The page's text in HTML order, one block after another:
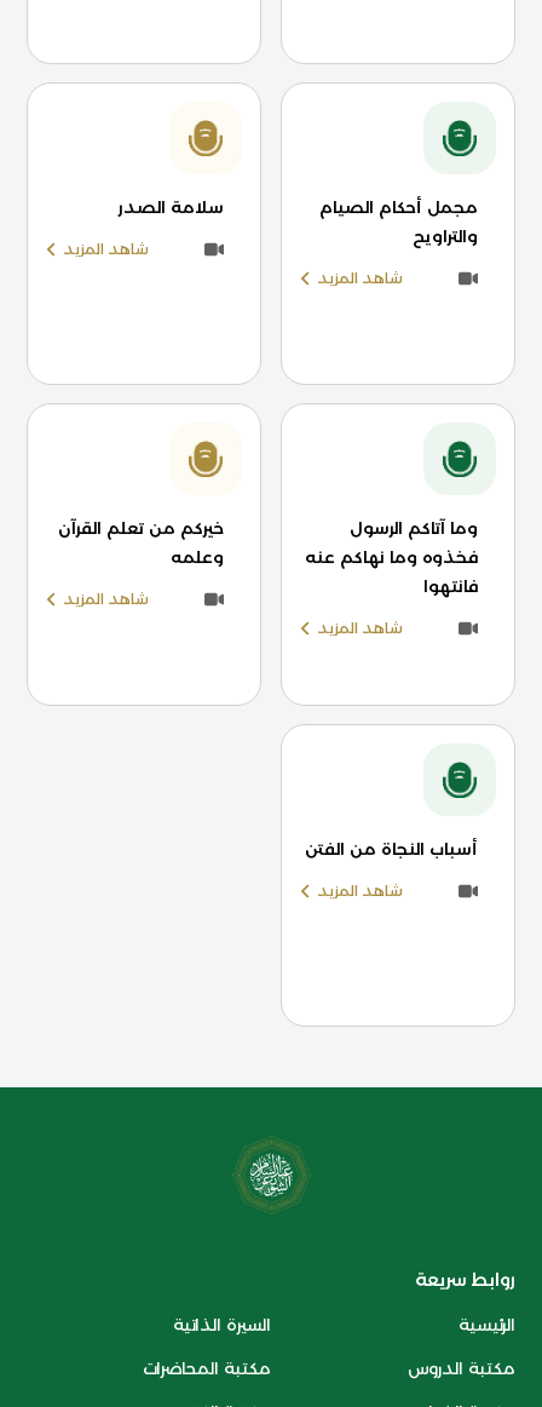
مجمل أحكام الصيام
والتراويح
شاهد المزيد
سلامة الصدر
شاهد المزيد
وما آتاكم الرسول
فخذوه وما نهاكم عنه
فانتهوا
شاهد المزيد
خيركم من تعلم القرآن
وعلمه
شاهد المزيد
أسباب النجاة من الفتن
شاهد المزيد
روابط سريعة
الرئيسية السيرة الذاتية
مكتبة الدروس مكتبة المحاضرات